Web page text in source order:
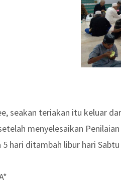
seakan teriakan itu keluar
menyelesaikan
5 hari ditambah libur hari Sabtu